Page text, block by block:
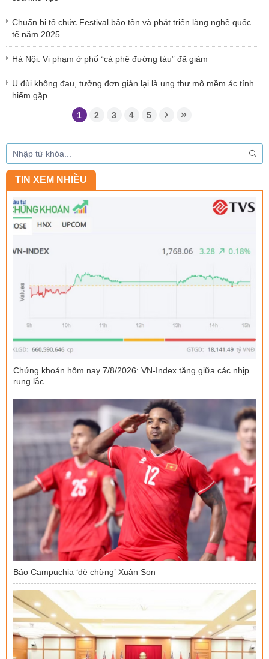
Chuẩn bị tổ chức Festival bảo tồn và phát triển làng nghề quốc
tế năm 2025
Hà Nội: Vi phạm ở phố “cà phê đường tàu” đã giảm
U đùi không đau, tưởng đơn giản lại là ung thư mô mềm ác tính
hiếm gặp
1 2 3 4 5
TIN XEM NHIỀU
Chứng khoán hôm nay 7/8/2026: VN-Index tăng giữa các nhịp
rung lắc
Báo Campuchia ‘dè chừng’ Xuân Son